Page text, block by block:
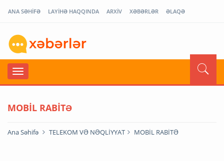
ANA SƏHİFƏ LAYİHƏ HAQQINDA ARXİV XƏBƏRLƏR ƏLAQƏ
MOBİL RABİTƏ
Ana Səhifə TELEKOM VƏ NƏQLİYYAT MOBİL RABİTƏ